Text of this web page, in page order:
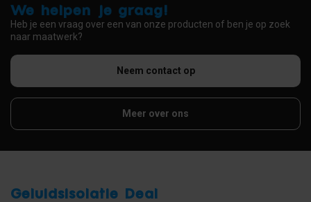
We helpen je graag!
Heb je een vraag over een van onze producten of ben je op zoek
naar maatwerk?
Neem contact op
Meer over ons
Geluidsisolatie Deal